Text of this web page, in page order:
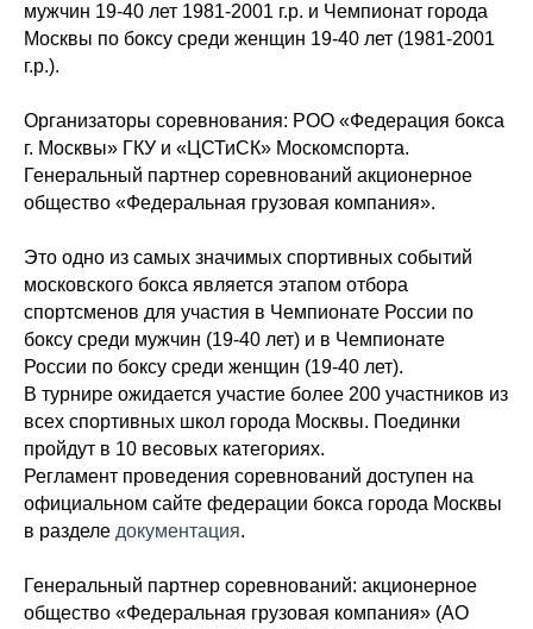
мужчин 19-40 лет 1981-2001 г.р. и Чемпионат города
Москвы по боксу среди женщин 19-40 лет (1981-2001
г.р.).
Организаторы соревнования: РОО «Федерация бокса
г. Москвы» ГКУ и «ЦСТиСК» Москомспорта.
Генеральный партнер соревнований акционерное
общество «Федеральная грузовая компания».
Это одно из самых значимых спортивных событий
московского бокса является этапом отбора
спортсменов для участия в Чемпионате России по
боксу среди мужчин (19-40 лет) и в Чемпионате
России по боксу среди женщин (19-40 лет).
В турнире ожидается участие более 200 участников из
всех спортивных школ города Москвы. Поединки
пройдут в 10 весовых категориях.
Регламент проведения соревнований доступен на
официальном сайте федерации бокса города Москвы
в разделе документация.
Генеральный партнер соревнований: акционерное
общество «Федеральная грузовая компания» (АО